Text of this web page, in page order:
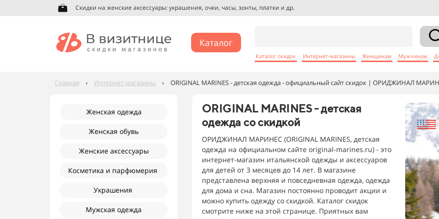
Скидки на женские аксессуары: украшения, очки, часы, зонты, платки и др.
Каталог
Каталог скидок Интернет-магазины Женщинам Мужчинам
Главная › Интернет-магазины › ORIGINAL MARINES - детская одежда - официальный сайт скидок | ОРИДЖИНАЛ
Женская одежда
Женская обувь
Женские аксессуары
Косметика и парфюмерия
Украшения
Мужская одежда
ORIGINAL MARINES - детская
одежда со скидкой
ОРИДЖИНАЛ МАРИНЕС (ORIGINAL MARINES, детская
одежда на официальном сайте original-marines.ru) - это
интернет-магазин итальянской одежды и аксессуаров
для детей от 3 месяцев до 14 лет. В магазине
представлена верхняя и повседневная одежда, одежда
для дома и сна. Магазин постоянно проводит акции и
можно купить одежду со скидкой. Каталог скидок
смотрите ниже на этой странице. Приятных вам